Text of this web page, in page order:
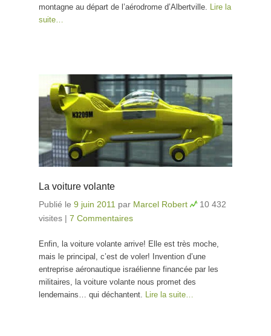
montagne au départ de l’aérodrome d’Albertville. Lire la
suite…
La voiture volante
Publié le 9 juin 2011 par Marcel Robert
10 432
visites | 7 Commentaires
Enfin, la voiture volante arrive! Elle est très moche,
mais le principal, c’est de voler! Invention d’une
entreprise aéronautique israélienne financée par les
militaires, la voiture volante nous promet des
lendemains… qui déchantent. Lire la suite…